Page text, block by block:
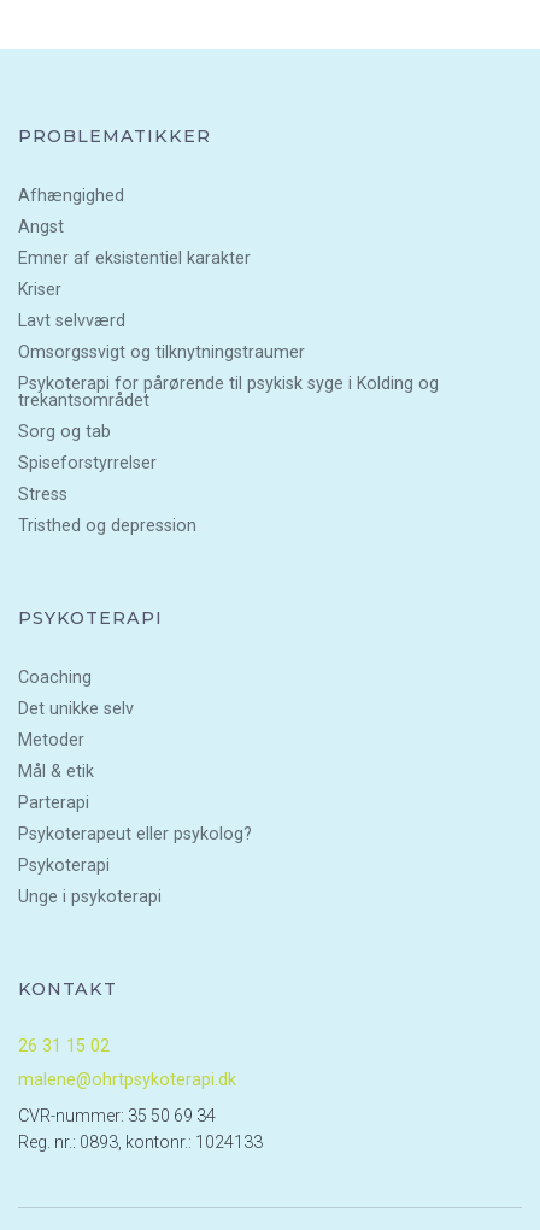
PROBLEMATIKKER
Afhængighed
Angst
Emner af eksistentiel karakter
Kriser
Lavt selvværd
Omsorgssvigt og tilknytningstraumer
Psykoterapi for pårørende til psykisk syge i Kolding og
trekantsområdet
Sorg og tab
Spiseforstyrrelser
Stress
Tristhed og depression
PSYKOTERAPI
Coaching
Det unikke selv
Metoder
Mål & etik
Parterapi
Psykoterapeut eller psykolog?
Psykoterapi
Unge i psykoterapi
KONTAKT
26 31 15 02
malene@ohrtpsykoterapi.dk
CVR-nummer: 35 50 69 34
Reg. nr.: 0893, kontonr.: 1024133